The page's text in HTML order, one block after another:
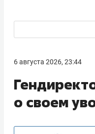
6 августа 2026, 23:44
о своем